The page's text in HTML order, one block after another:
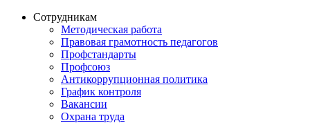
Сотрудникам
Методическая работа
Правовая грамотность педагогов
Профстандарты
Профсоюз
Антикоррупционная политика
График контроля
Вакансии
Охрана труда